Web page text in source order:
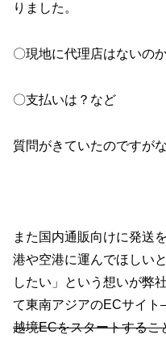
りました。
〇現地に代理店はないの
〇支払いは？など
質問がきていたのですが
また国内通販向けに発送
港や空港に運んでほしい
したい」という想いが弊
て東南アジアのECサイト
越境ECをスタートするこ